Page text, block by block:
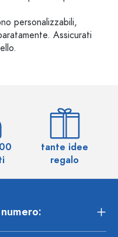
personalizzabili,
Assicurati
tante idee
regalo